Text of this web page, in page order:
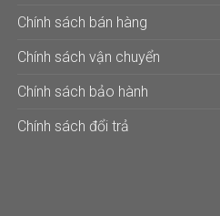
Chính sách bán hàng
Chính sách vận chuyển
Chính sách bảo hành
Chính sách đổi trả